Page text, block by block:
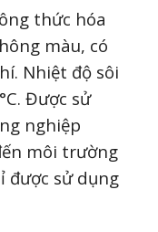
thức hóa
màu, có
Nhiệt độ sôi
Được sử
nghiệp
môi trường
được sử dụng